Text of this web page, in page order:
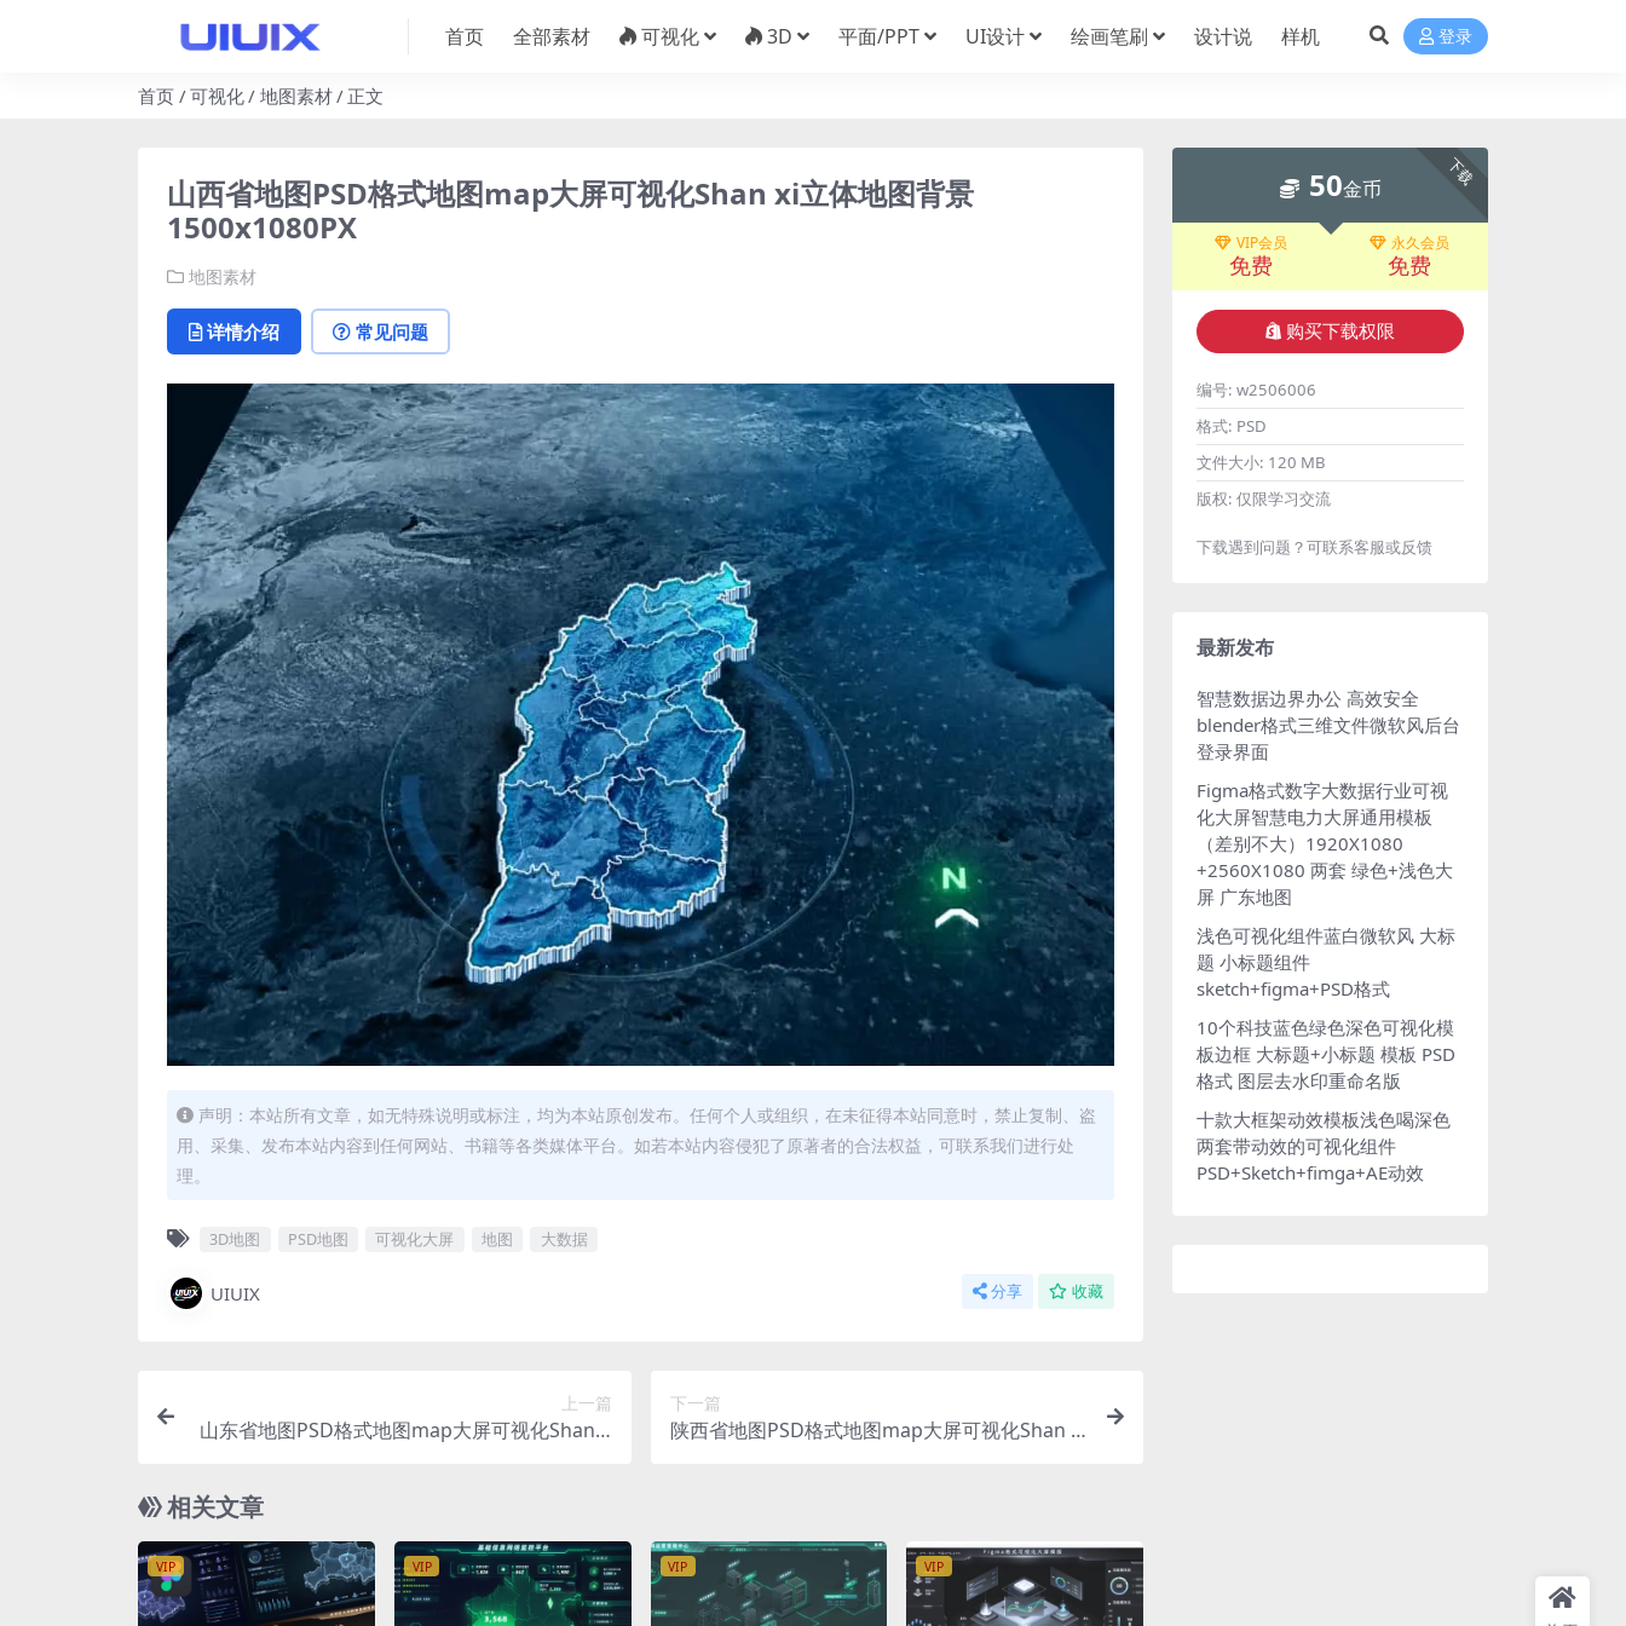
首页 全部素材 可视化 3D 平面/PPT UI设计 绘画笔刷 设计说 样机 登录
首页 可视化 地图素材 正文
山西省地图PSD格式地图map大屏可视化Shan xi立体地图背景
1500x1080PX
地图素材
详情介绍 常见问题
声明：本站所有文章，如无特殊说明或标注，均为本站原创发布。任何个人或组织，在未征得本站同意时，禁止复制、盗
用、采集、发布本站内容到任何网站、书籍等各类媒体平台。如若本站内容侵犯了原著者的合法权益，可联系我们进行处
理。
3D地图 PSD地图 可视化大屏 地图 大数据
UIUIX 分享 收藏
上一篇
山东省地图PSD格式地图map大屏可视化Shan d
下一篇
陕西省地图PSD格式地图map大屏可视化Shan xi
相关文章
VIP VIP VIP VIP
下载
50金币
VIP会员
免费
永久会员
免费
购买下载权限
编号: w2506006
格式: PSD
文件大小: 120 MB
版权: 仅限学习交流
下载遇到问题？可联系客服或反馈
最新发布
智慧数据边界办公 高效安全
blender格式三维文件微软风后台
登录界面
Figma格式数字大数据行业可视
化大屏智慧电力大屏通用模板
（差别不大）1920X1080
+2560X1080 两套 绿色+浅色大
屏 广东地图
浅色可视化组件蓝白微软风 大标
题 小标题组件
sketch+figma+PSD格式
10个科技蓝色绿色深色可视化模
板边框 大标题+小标题 模板 PSD
格式 图层去水印重命名版
十款大框架动效模板浅色喝深色
两套带动效的可视化组件
PSD+Sketch+fimga+AE动效